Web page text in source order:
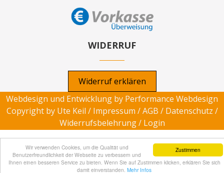
Zustimmen
Wir verwenden Cookies, um die Qualität und
Benutzerfreundlichkeit der Webseite zu verbessern und
Ihnen einen besseren Service zu bieten. Wenn Sie auf Zustimmen klicken, erklären Sie sich
damit einverstanden. Mehr Infos
WIDERRUF
Widerruf erklären
Webdesign und Entwicklung by Performance Webdesign
Copyright by Ute Keil / Impressum /AGB / Datenschutz /
Widerrufsbelehrung/ Login